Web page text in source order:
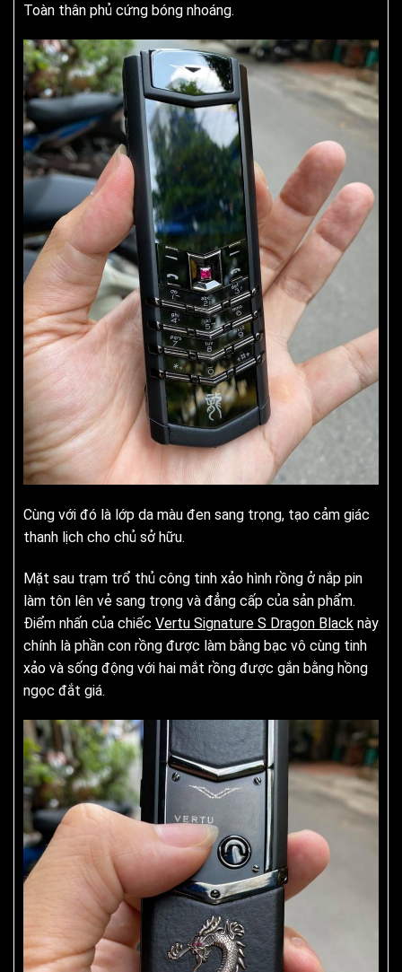
Toàn thân phủ cứng bóng nhoáng.
Cùng với đó là lớp da màu đen sang trọng, tạo cảm giác
thanh lịch cho chủ sở hữu.
Mặt sau trạm trổ thủ công tinh xảo hình rồng ở nắp pin
làm tôn lên vẻ sang trọng và đẳng cấp của sản phẩm.
Điểm nhấn của chiếc Vertu Signature S Dragon Black này
chính là phần con rồng được làm bằng bạc vô cùng tinh
xảo và sống động với hai mắt rồng được gắn bằng hồng
ngọc đắt giá.